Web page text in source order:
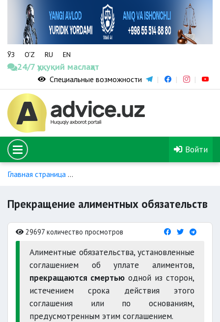
ЎЗ O‘Z RU EN
24/7 ҳуқуқий маслаҳат
Специальные возможности
Войти
Главная страница
Прекращение алиментных обязательств
29697 количество просмотров
Алиментные обязательства, установленные
соглашением об уплате алиментов,
прекращаются смертью одной из сторон,
истечением срока действия этого
соглашения или по основаниям,
предусмотренным этим соглашением.